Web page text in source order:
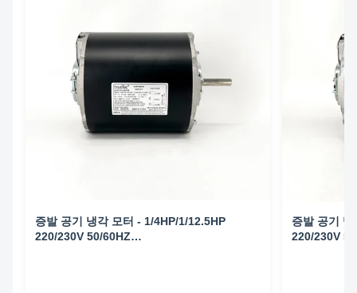
증발 공기 냉각 모터 - 1/4HP/1/12.5HP
220/230V 50/60HZ
증발 공기
220/230V